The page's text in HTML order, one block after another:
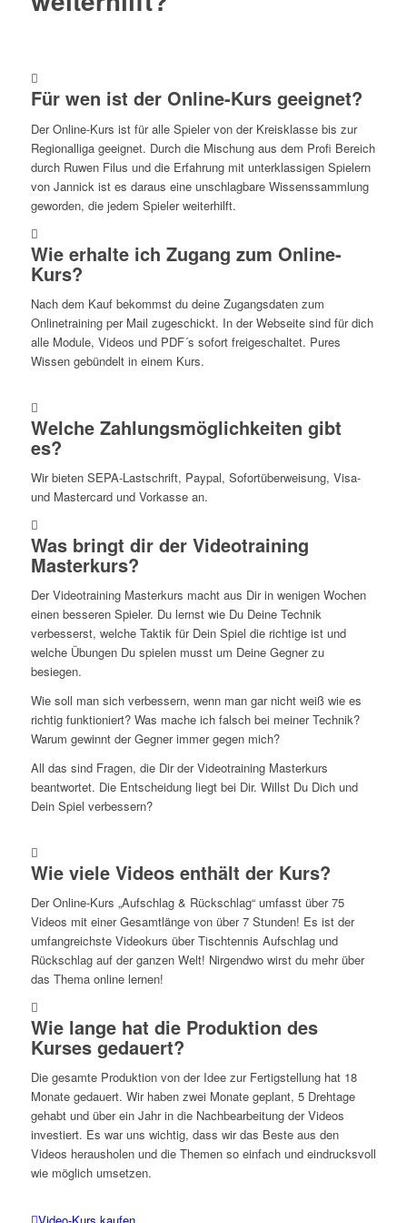
Für wen ist der Online-Kurs geeignet?
Der Online-Kurs ist für alle Spieler von der Kreisklasse bis zur
Regionalliga geeignet. Durch die Mischung aus dem Profi Bereich
durch Ruwen Filus und die Erfahrung mit unterklassigen Spielern
von Jannick ist es daraus eine unschlagbare Wissenssammlung
geworden, die jedem Spieler weiterhilft.
Wie erhalte ich Zugang zum Online-
Kurs?
Nach dem Kauf bekommst du deine Zugangsdaten zum
Onlinetraining per Mail zugeschickt. In der Webseite sind für dich
alle Module, Videos und PDF´s sofort freigeschaltet. Pures
Wissen gebündelt in einem Kurs.
Welche Zahlungsmöglichkeiten gibt
es?
Wir bieten SEPA-Lastschrift, Paypal, Sofortüberweisung, Visa-
und Mastercard und Vorkasse an.
Was bringt dir der Videotraining
Masterkurs?
Der Videotraining Masterkurs macht aus Dir in wenigen Wochen
einen besseren Spieler. Du lernst wie Du Deine Technik
verbesserst, welche Taktik für Dein Spiel die richtige ist und
welche Übungen Du spielen musst um Deine Gegner zu
besiegen.
Wie soll man sich verbessern, wenn man gar nicht weiß wie es
richtig funktioniert? Was mache ich falsch bei meiner Technik?
Warum gewinnt der Gegner immer gegen mich?
All das sind Fragen, die Dir der Videotraining Masterkurs
beantwortet. Die Entscheidung liegt bei Dir. Willst Du Dich und
Dein Spiel verbessern?
Wie viele Videos enthält der Kurs?
Der Online-Kurs „Aufschlag & Rückschlag“ umfasst über 75
Videos mit einer Gesamtlänge von über 7 Stunden! Es ist der
umfangreichste Videokurs über Tischtennis Aufschlag und
Rückschlag auf der ganzen Welt! Nirgendwo wirst du mehr über
das Thema online lernen!
Wie lange hat die Produktion des
Kurses gedauert?
Die gesamte Produktion von der Idee zur Fertigstellung hat 18
Monate gedauert. Wir haben zwei Monate geplant, 5 Drehtage
gehabt und über ein Jahr in die Nachbearbeitung der Videos
investiert. Es war uns wichtig, dass wir das Beste aus den
Videos herausholen und die Themen so einfach und eindrucksvoll
wie möglich umsetzen.